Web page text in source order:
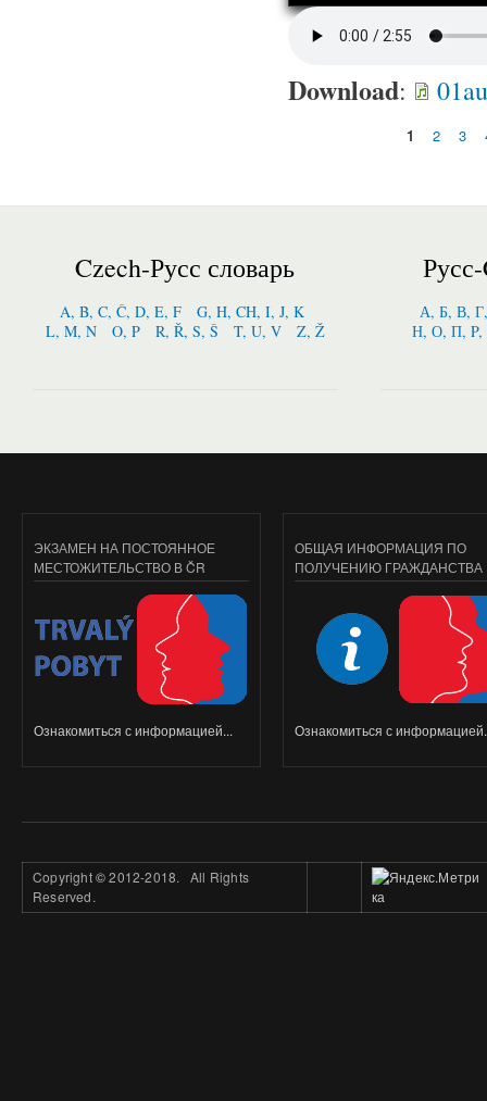
Download:
1 2 3
Czech-Русс словарь
A, B, C, Č, D, E, F
G, H, CH, I, J, K
L, M, N
O, P R, Ř, S, Š T, U, V Z, Ž
А, Б, В,
Н, О, П,
ЭКЗАМЕН НА ПОСТОЯННОЕ
МЕСТОЖИТЕЛЬСТВО В ČR
Ознакомиться с информацией...
ОБЩАЯ ИНФОРМАЦИЯ ПО
ПОЛУЧЕНИЮ ГРАЖДАНСТВА
Ознакомиться с
Copyright©2012-2018. All Rights
Reserved.